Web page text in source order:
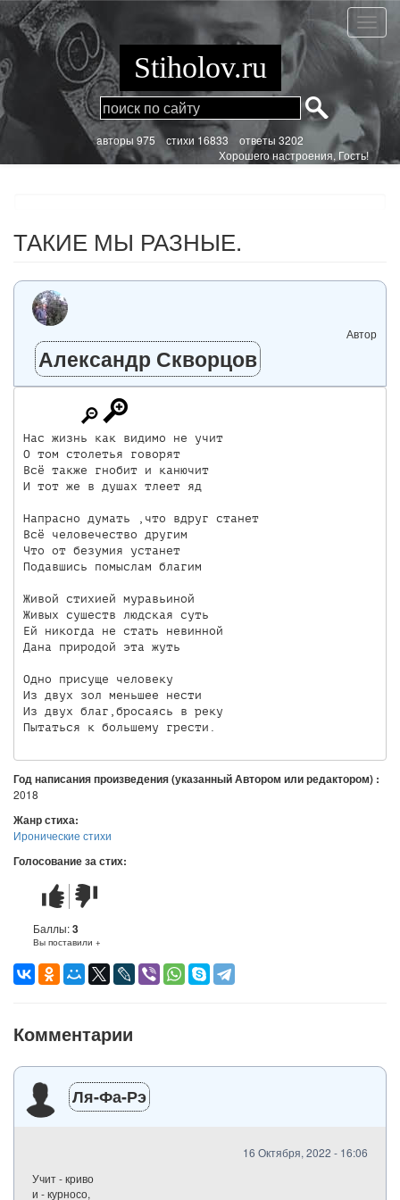
Перейти
к
основному
содержанию
ТАКИЕ
МЫ
Stiholov.ru
aвторы 975стихи 16833 ответы 3202
Хорошего настроения, Гость!
ТАКИЕ МЫ РАЗНЫЕ.
Автор
Александр Скворцов
Нас жизнь как видимо не учит
О том столетья говорят
Всё также гнобит и канючит
И тот же в душах тлеет яд
Напрасно думать ,что вдруг станет
Всё человечество другим
Что от безумия устанет
Подавшись помыслам благим
Живой стихией муравьиной
Живых сушеств людская суть
Ей никогда не стать невинной
Дана природой эта жуть
Одно присуще человеку
Из двух зол меньшее нести
Из двух благ,бросаясь в реку
Пытаться к большему грести.
Год написания произведения (указанный Автором или редактором) :
2018
Жанр стиха:
Иронические стихи
Голосование за стих:
Стих
понравился
Стих
не
понравился
Баллы:3
Вы поставили +
Комментарии
Ля-Фа-Рэ
16 Октября, 2022 - 16:06
Учит - криво
и - курносо,